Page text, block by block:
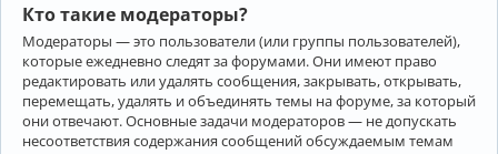
Кто такие модераторы?
Модераторы — это пользователи (или группы пользователей),
которые ежедневно следят за форумами. Они имеют право
редактировать или удалять сообщения, закрывать, открывать,
перемещать, удалять и объединять темы на форуме, за который
они отвечают. Основные задачи модераторов — не допускать
несоответствия содержания сообщений обсуждаемым темам